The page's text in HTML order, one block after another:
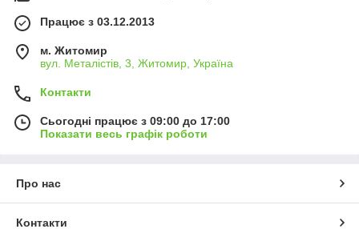
Працює з 03.12.2013
м. Житомир
вул. Металістів, 3, Житомир, Україна
Контакти
Сьогодні працює з 09:00 до 17:00
Показати весь графік роботи
Про нас
Контакти